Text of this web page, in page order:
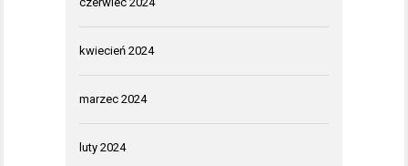
kwiecień 2024
marzec 2024
luty 2024